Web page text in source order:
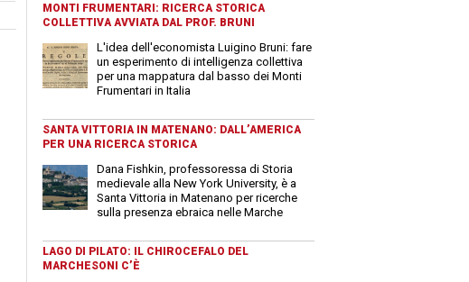
MONTI FRUMENTARI: RICERCA STORICA
COLLETTIVA AVVIATA DAL PROF. BRUNI
L'idea dell'economista Luigino Bruni: fare
un esperimento di intelligenza collettiva
per una mappatura dal basso dei Monti
Frumentari in Italia
SANTA VITTORIA IN MATENANO: DALL’AMERICA
PER UNA RICERCA STORICA
Dana Fishkin, professoressa di Storia
medievale alla New York University, è a
Santa Vittoria in Matenano per ricerche
sulla presenza ebraica nelle Marche
LAGO DI PILATO: IL CHIROCEFALO DEL
MARCHESONI C’È